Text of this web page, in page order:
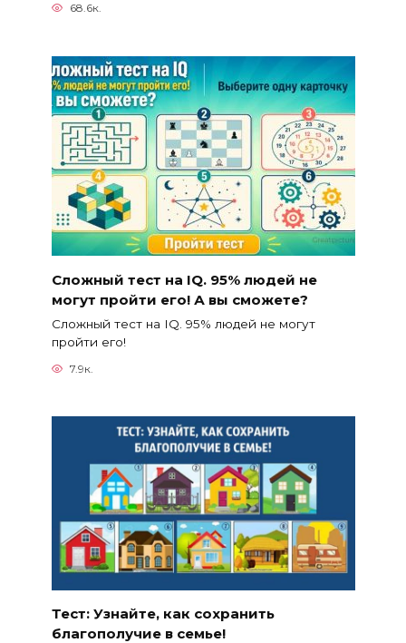
68.6к.
Сложный тест на IQ. 95% людей не
могут пройти его! А вы сможете?
Сложный тест на IQ. 95% людей не могут
пройти его!
7.9к.
Тест: Узнайте, как сохранить
благополучие в семье!